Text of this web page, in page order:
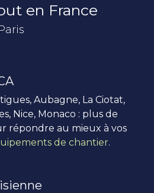
en France
Aubagne, La Ciotat,
Nice, Monaco : plus de
répondre au mieux à vos
de chantier.